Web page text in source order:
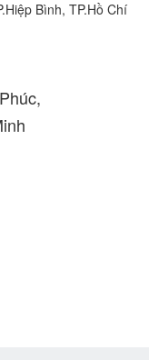
Bình, TP.Hồ Chí